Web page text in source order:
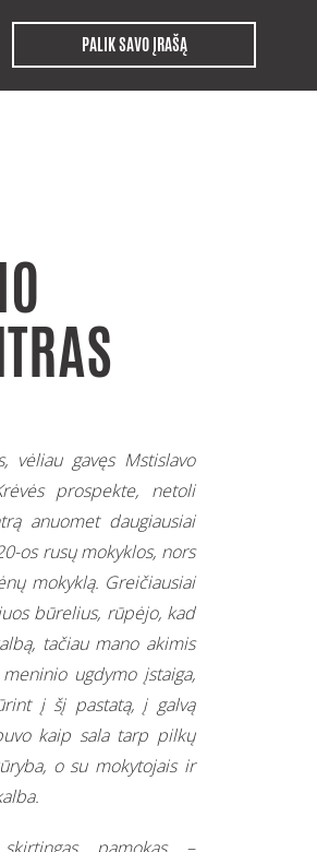
PALIK SAVO ĮRAŠĄ
vėliau gavęs Mstislavo
prospekte, netoli
anuomet daugiausiai
os rusų mokyklos, nors
mokyklą. Greičiausiai
būrelius, rūpėjo, kad
tačiau mano akimis
ugdymo įstaiga,
į šį pastatą, į galvą
kaip sala tarp pilkų
o su mokytojais ir